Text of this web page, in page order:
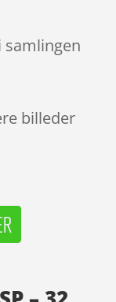
samlingen
billeder